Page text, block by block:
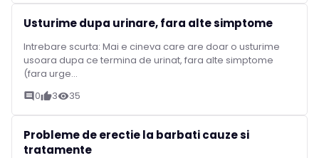
Usturime dupa urinare, fara alte simptome
Intrebare scurta: Mai e cineva care are doar o usturime
usoara dupa ce termina de urinat, fara alte simptome
(fara urge...
comment 0thumb_up3visibility35
Probleme de erectie la barbati cauze si
tratamente